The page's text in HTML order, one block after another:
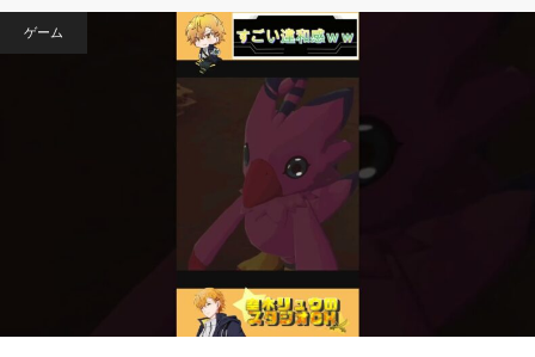
ゲーム